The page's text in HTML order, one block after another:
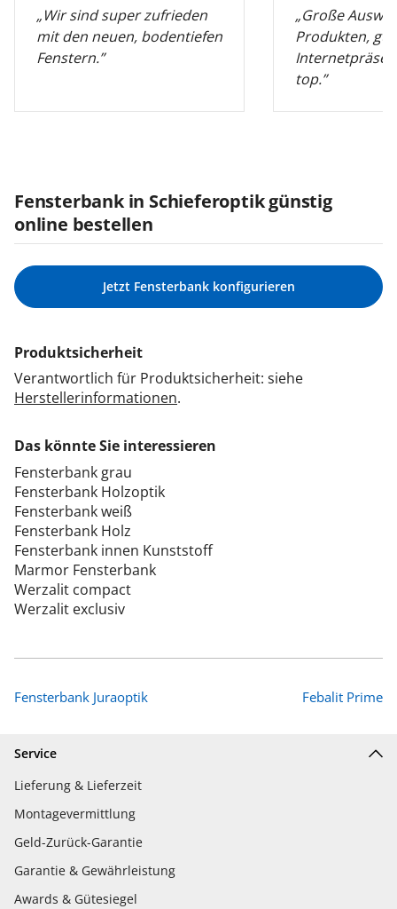
„Wir sind super zufrieden
mit den neuen, bodentiefen
Fenstern.”
„Große
Produkten,
top.”
Fensterbank in Schieferoptik günstig
online bestellen
Jetzt Fensterbank konfigurieren
Produktsicherheit
Verantwortlich für Produktsicherheit: siehe
Herstellerinformationen.
Das könnte Sie interessieren
Fensterbank grau
Fensterbank Holzoptik
Fensterbank weiß
Fensterbank Holz
Fensterbank innen Kunststoff
Marmor Fensterbank
Werzalit compact
Werzalit exclusiv
Fensterbank Juraoptik Febalit Prime
Service
Lieferung & Lieferzeit
Montagevermittlung
Geld-Zurück-Garantie
Garantie & Gewährleistung
Awards & Gütesiegel